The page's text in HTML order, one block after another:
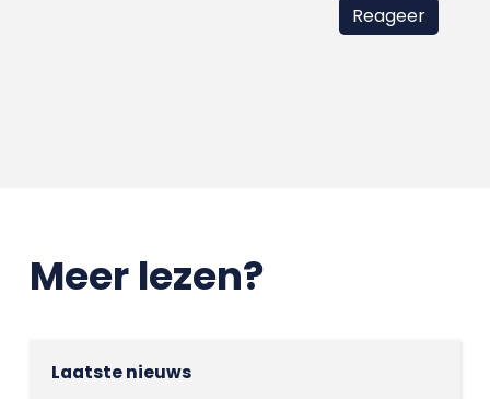
Meer lezen?
Laatste nieuws